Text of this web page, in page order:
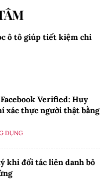
ô tô giúp tiết kiệm chi
Verified: Huy
xác thực người thật bằng
DỤNG
khi đối tác liên danh bỏ